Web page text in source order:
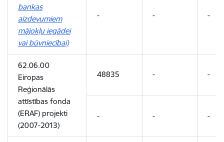
bankas
aizdevumiem
mājokļu iegādei
vai būvniecībai)
- - -
62.06.00
Eiropas
Reģionālās
attīstības fonda
(ERAF) projekti
(2007-2013)
48835 - -
- - -